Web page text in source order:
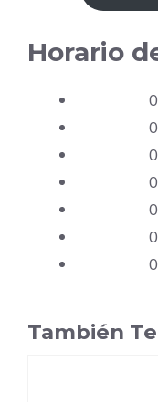
Horario
También